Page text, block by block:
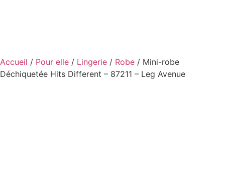
Accueil / Pour elle / Lingerie / Robe / Mini-robe
Déchiquetée Hits Different – 87211 – Leg Avenue